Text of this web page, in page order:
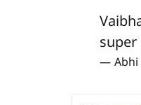
super
— Abhi